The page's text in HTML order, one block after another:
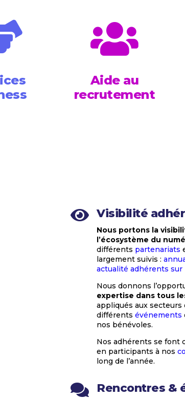

Aide au
recrutement
 Visibilité
Nous portons la
l’écosystème du
différents partenariats
largement suivis :
actualité adhérents
Nous donnons
expertise dans tous
appliqués aux
différentsévénements
nos bénévoles.
Nos adhérents se font
en participants à nos
long de l’année.
 Rencontres &